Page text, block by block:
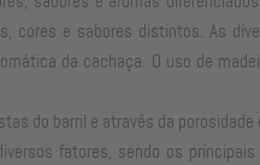
cores e sabores distintos. As
da cachaça. O uso de
do barril e através da
fatores, sendo os